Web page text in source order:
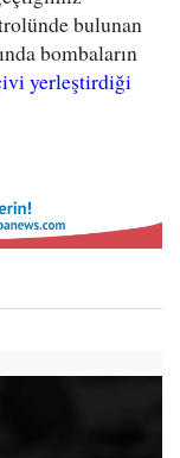
bulunan
bombaların
yerleştirdiği